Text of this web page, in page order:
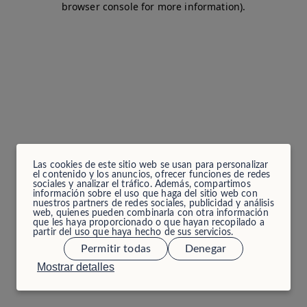
Las cookies de este sitio web se usan para personalizar
el contenido y los anuncios, ofrecer funciones de redes
sociales y analizar el tráfico. Además, compartimos
información sobre el uso que haga del sitio web con
nuestros partners de redes sociales, publicidad y análisis
web, quienes pueden combinarla con otra información
que les haya proporcionado o que hayan recopilado a
partir del uso que haya hecho de sus servicios.
Mostrar detalles
Permitir todas Denegar
browser console for more information).